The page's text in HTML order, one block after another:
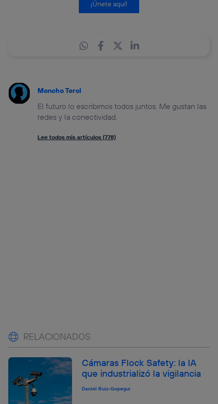
¡Únete aquí!
Moncho Terol
El futuro lo escribimos todos juntos. Me gustan las
redes y la conectividad.
Lee todos mis artículos (778)
RELACIONADOS
Cámaras Flock Safety: la IA
que industrializó la vigilancia
Daniel Ruiz-Gopegui